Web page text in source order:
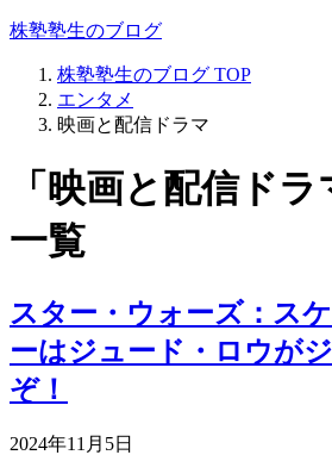
株塾塾生のブログ
株塾塾生のブログ TOP
エンタメ
映画と配信ドラマ
「映画と配信ド
一覧
スター・ウォーズ：ス
ーはジュード・ロウが
ぞ！
2024年11月5日